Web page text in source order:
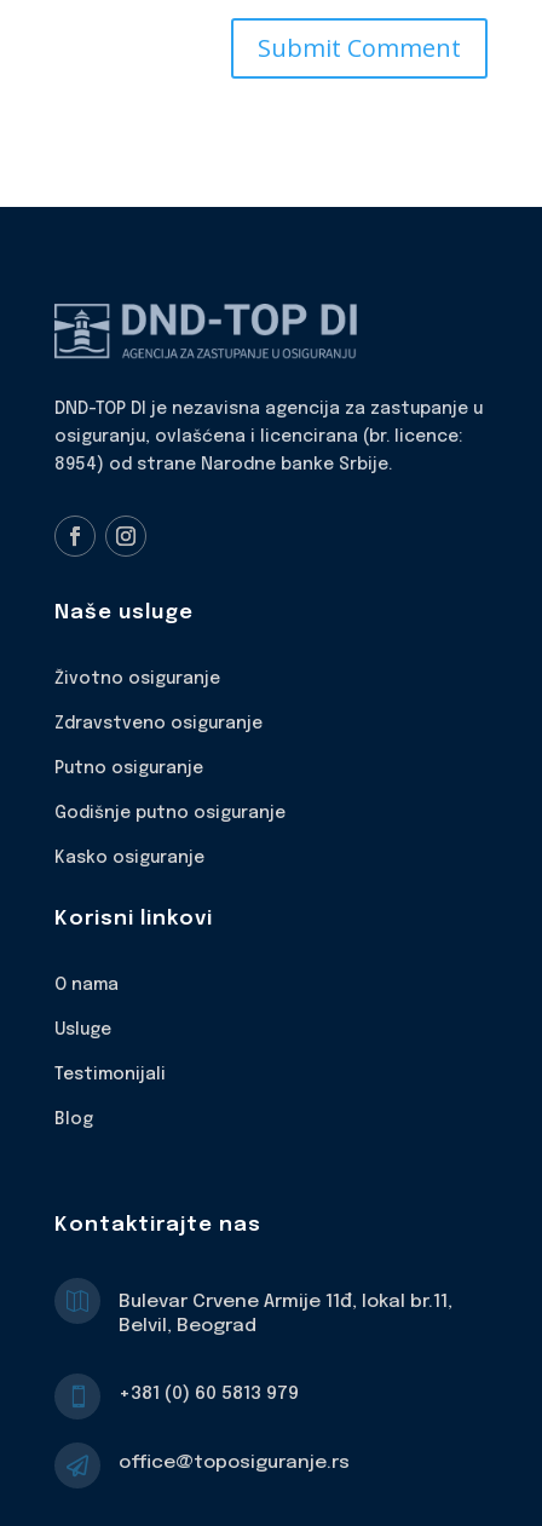
DND-TOP DI je nezavisna agencija za zastupanje u
osiguranju, ovlašćena i licencirana (br. licence:
8954) od strane Narodne banke Srbije.
Naše usluge
Životno osiguranje
Zdravstveno osiguranje
Putno osiguranje
Godišnje putno osiguranje
Kasko osiguranje
Korisni linkovi
O nama
Usluge
Testimonijali
Blog
Kontaktirajte nas

Bulevar Crvene Armije 11đ, lokal br.11,
Belvil, Beograd
 +381 (0) 60 5813 979
 office@toposiguranje.rs